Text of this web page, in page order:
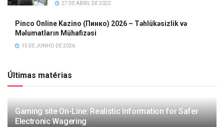
27 DE ABRIL DE 2022
Pinco Online Kazino (Пинко) 2026 – Təhlükəsizlik və
Məlumatların Mühafizəsi
15 DE JUNHO DE 2026
Últimas matérias
Gaming site On-Line: Realistic Information for Safer
Electronic Wagering